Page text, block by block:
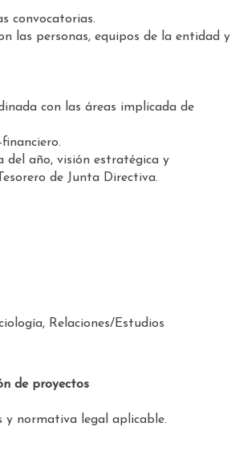
convocatorias.
las personas, equipos de la entidad y
con las áreas implicada de
del año, visión estratégica y
de Junta Directiva.
Relaciones/Estudios
de proyectos
y normativa legal aplicable.